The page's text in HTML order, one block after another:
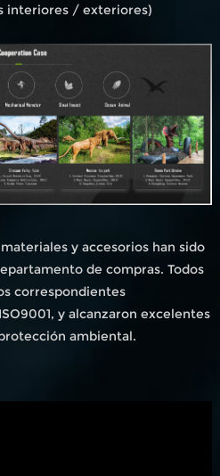
interiores / exteriores)
y accesorios han sido
de compras. Todos
correspondientes
y alcanzaron excelentes
ambiental.